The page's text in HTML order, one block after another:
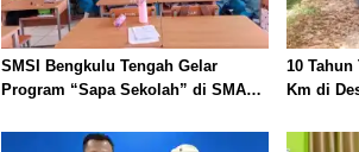
SMSI Bengkulu Tengah Gelar
Program “Sapa Sekolah” di SMAN
10 Tahun
Km di